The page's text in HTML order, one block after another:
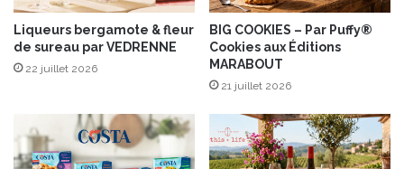
a
i
e
Liqueurs bergamote & fleur
de sureau par VEDRENNE
22 juillet 2026
BIG COOKIES – Par Puffy®
Cookies aux Éditions
MARABOUT
21 juillet 2026